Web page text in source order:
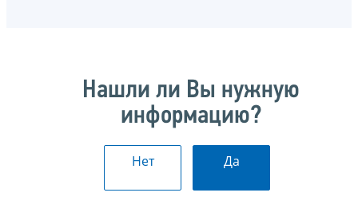
Нашли ли Вы нужную
информацию?
Нет Да